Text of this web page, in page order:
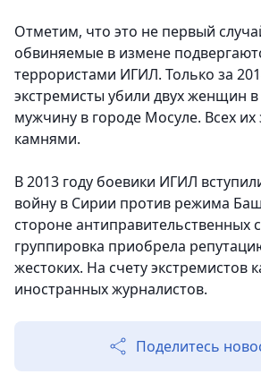
Отметим, что это не первый
обвиняемые в измене
террористами ИГИЛ. Только за
экстремисты убили двух женщин в
мужчину в городе Мосуле. Всех их
камнями.
В 2013 году боевики ИГИЛ
войну в Сирии против режима
стороне антиправительственных
группировка приобрела
жестоких. На счету экстремистов
иностранных журналистов.
Поделитесь